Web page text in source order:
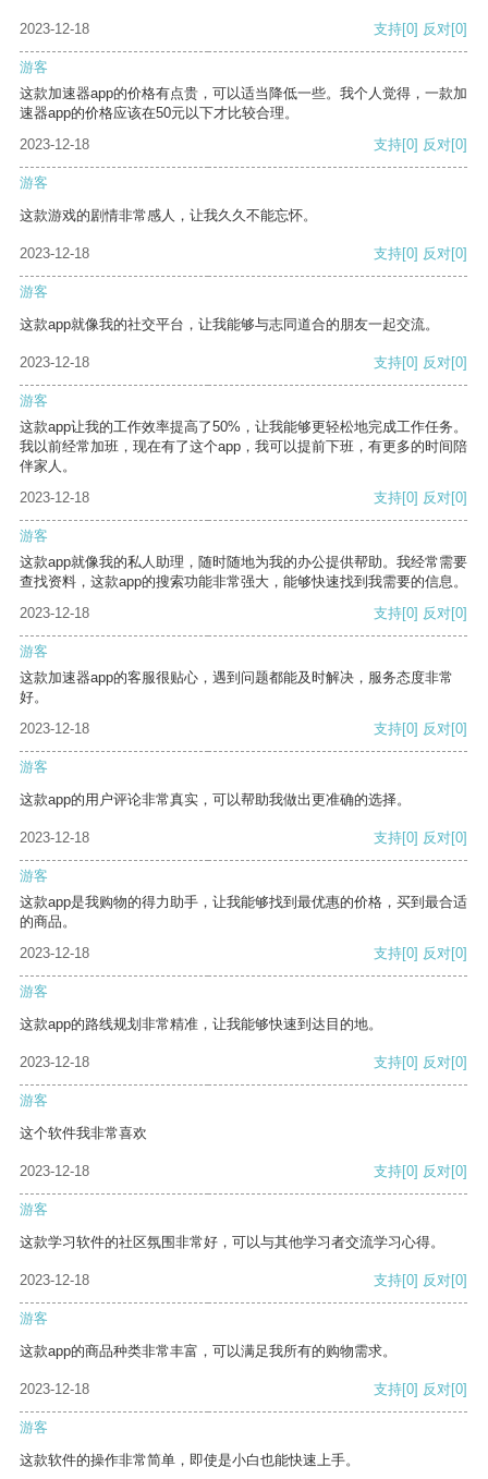
2023-12-18 支持[0] 反对[0]
游客
这款加速器app的价格有点贵，可以适当降低一些。我个人觉得，一款加
速器app的价格应该在50元以下才比较合理。
2023-12-18
支持[0] 反对[0]
游客
这款游戏的剧情非常感人，让我久久不能忘怀。
2023-12-18 支持[0] 反对[0]
游客
这款app就像我的社交平台，让我能够与志同道合的朋友一起交流。
2023-12-18 支持[0] 反对[0]
游客
这款app让我的工作效率提高了50%，让我能够更轻松地完成工作任务。
我以前经常加班，现在有了这个app，我可以提前下班，有更多的时间陪
伴家人。
2023-12-18
支持[0] 反对[0]
游客
这款app就像我的私人助理，随时随地为我的办公提供帮助。我经常需要
查找资料，这款app的搜索功能非常强大，能够快速找到我需要的信息。
2023-12-18
支持[0] 反对[0]
游客
这款加速器app的客服很贴心，遇到问题都能及时解决，服务态度非常
好。
2023-12-18
支持[0] 反对[0]
游客
这款app的用户评论非常真实，可以帮助我做出更准确的选择。
2023-12-18 支持[0] 反对[0]
游客
这款app是我购物的得力助手，让我能够找到最优惠的价格，买到最合适
的商品。
2023-12-18
支持[0] 反对[0]
游客
这款app的路线规划非常精准，让我能够快速到达目的地。
2023-12-18 支持[0] 反对[0]
游客
这个软件我非常喜欢
2023-12-18 支持[0] 反对[0]
游客
这款学习软件的社区氛围非常好，可以与其他学习者交流学习心得。
2023-12-18 支持[0] 反对[0]
游客
这款app的商品种类非常丰富，可以满足我所有的购物需求。
2023-12-18 支持[0] 反对[0]
游客
这款软件的操作非常简单，即使是小白也能快速上手。